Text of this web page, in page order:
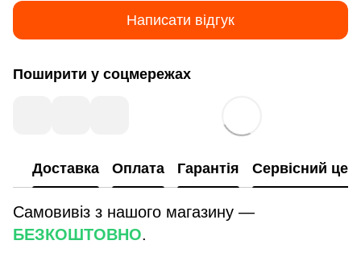
Написати відгук
Поширити у соцмережах
Доставка Оплата Гарантія Сервісний
Самовивіз з нашого магазину —
БЕЗКОШТОВНО.